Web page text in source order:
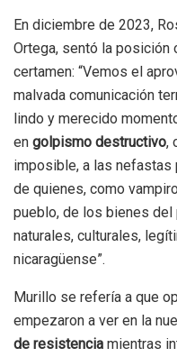
En diciembre de 2023,
Ortega, sentó la
certamen: “Vemos el
malvada comunicación
lindo y merecido
en golpismo destructivo,
imposible, a las
de quienes, como
pueblo, de los bienes
naturales, culturales,
nicaragüense”.
Murillo se refería a que
empezaron a ver en la
de resistencia mientras